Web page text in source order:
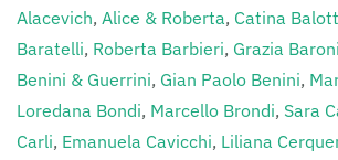
Alacevich, Alice & Roberta, Catina
Baratelli, Roberta Barbieri, Grazia Baroni
Benini & Guerrini, Gian Paolo Benini,
Loredana Bondi, Marcello Brondi, Sara
Carli, Emanuela Cavicchi, Liliana